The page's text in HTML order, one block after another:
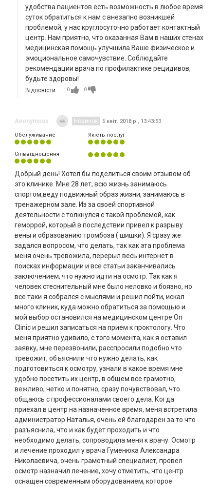
удобства пациентов есть возможность в любое время
суток обратиться к нам с внезапно возникшей
проблемой, у нас круглосуточно работает контактный
центр. Нам приятно, что оказанная Вам в наших стенах
медицинская помощь улучшила Ваше физическое и
эмоциональное самочувствие. Соблюдайте
рекомендации врача по профилактике рецидивов​,
будьте здоровы!​​
Відповісти 0 0
Anonymous Новичок 6 квіт. 2018 р., 13:43:53
Обслуживание Якість послуг
Співвідношення
Добрый день! Хотел бы поделиться своим отзывом об
это клинике. Мне 28 лет, всю жизнь занимаюсь
спортом,веду подвижный образ жизни, занимаюсь в
тренажерном зале. Из за своей спортивной
деятельности с толкнулся с такой проблемой, как
геморрой, который в последствии привел к разрыву
вены и образованию тромбоза ( шишки). Я сразу же
задался вопросом, что делать, так как эта проблема
меня очень тревожила, перерыл весь интернет в
поисках информации и все статьи заканчивались
заключением, что нужно идти на осмотр. Так как я
человек стеснительный мне было неловко и боязно, но
все таки я собрался с мыслями и решил пойти, искал
много клиник, куда можно обратиться за помощью и
мой выбор остановился на медицинском центре On
Clinic и решил записаться на прием к проктологу. Что
меня приятно удивило, с того момента, как я оставил
заявку, мне перезвонили, расспросили подобно что
тревожит, объяснили что нужно делать, как
подготовиться к осмотру, узнали в какое время мне
удобно посетить их центр, в общем все грамотно,
вежливо, четко и понятно, сразу почувствовал, что
общаюсь с профессионалами своего дела. Когда
приехал в центр на назначенное время, меня встретила
администратор Наталья, очень ей благодарен за то что
разъяснила, что и как будет проходить и что
необходимо делать, сопроводила меня к врачу. Осмотр
и лечение проходил у врача Гуменюка Александра
Николаевича, очень грамотный специалист, провел
осмотр назначил лечение, хочу отметить, что центр
оснащен современным оборудованием, которое